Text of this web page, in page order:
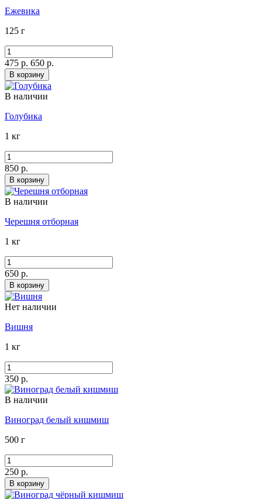
Ежевика
125 г
475 р. 650 р.
В корзину
В наличии
Голубика
1 кг
850 р.
В корзину
В наличии
Черешня отборная
1 кг
650 р.
В корзину
Нет наличии
Вишня
1 кг
350 р.
В наличии
Виноград белый кишмиш
500 г
250 р.
В корзину